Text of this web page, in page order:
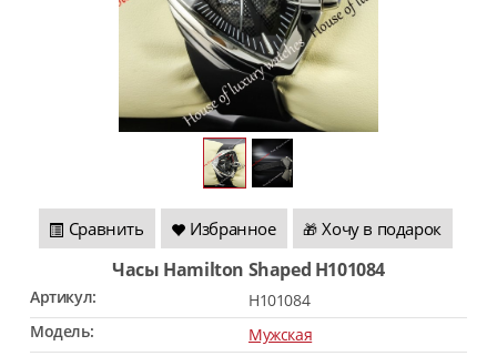
Сравнить Избранное 🎁 Хочу в подарок
Часы Hamilton Shaped H101084
Артикул:
H101084
Модель:
Мужская